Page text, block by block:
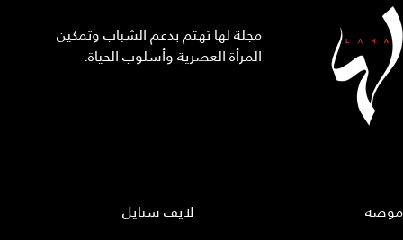
مجلة لها تهتم بدعم الشباب وتمكين
المرأة العصرية وأسلوب الحياة.
موضة
لايف ستايل